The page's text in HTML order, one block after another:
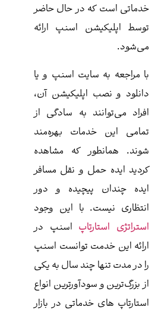
در حال حاضر
اسنپ ارائه
اسنپ و یا
آن،
به سادگی از
بهره‌مند
که مشاهده
و نقل مسافر
و دور
با این وجود
اسنپ در
توانست اسنپ
سال به یکی
انواع
در بازار